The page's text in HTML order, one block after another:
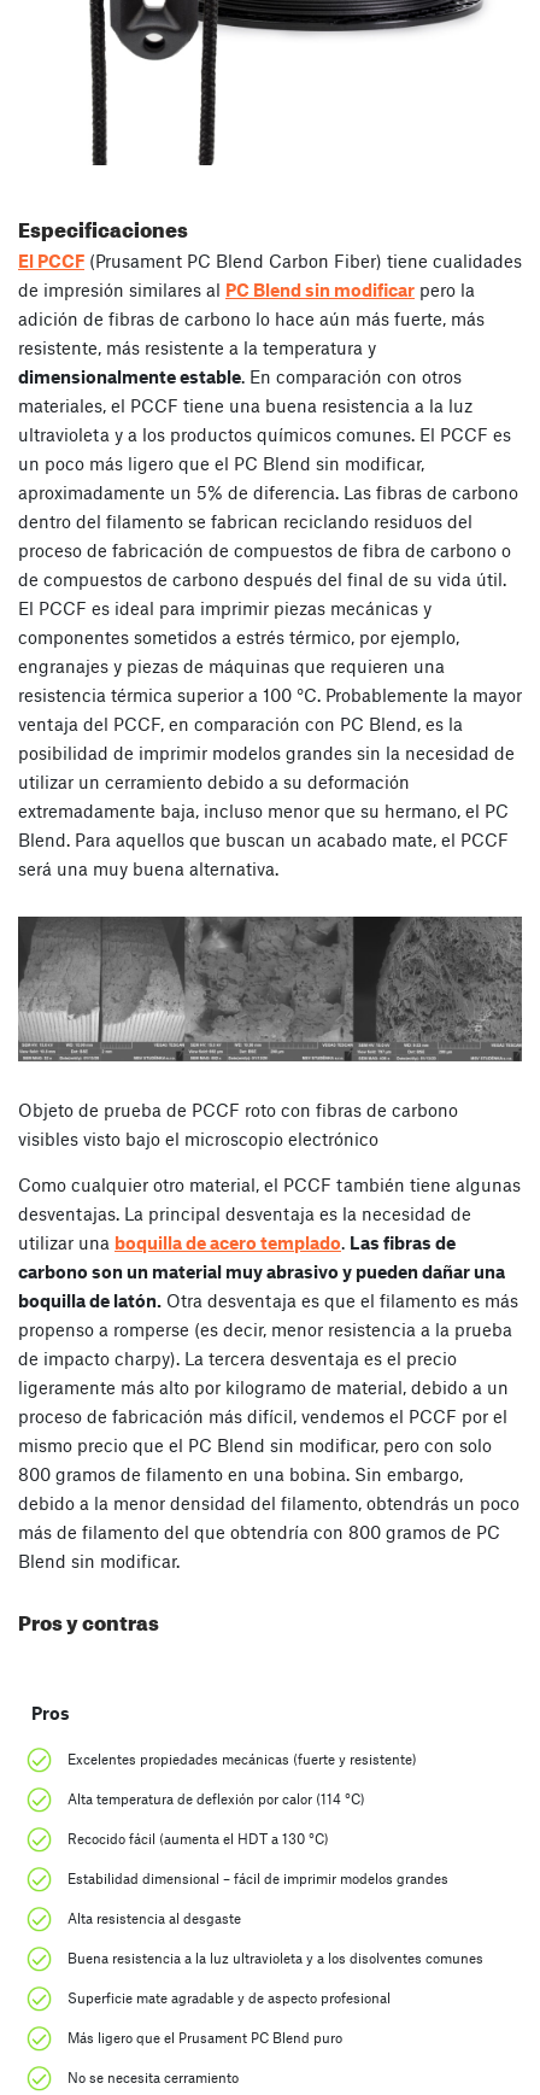
Especificaciones
El PCCF (Prusament PC Blend Carbon Fiber) tiene cualidades
de impresión similares al PC Blend sin modificar pero la
adición de fibras de carbono lo hace aún más fuerte, más
resistente, más resistente a la temperatura y
dimensionalmente estable. En comparación con otros
materiales, el PCCF tiene una buena resistencia a la luz
ultravioleta y a los productos químicos comunes. El PCCF es
un poco más ligero que el PC Blend sin modificar,
aproximadamente un 5% de diferencia. Las fibras de carbono
dentro del filamento se fabrican reciclando residuos del
proceso de fabricación de compuestos de fibra de carbono o
de compuestos de carbono después del final de su vida útil.
El PCCF es ideal para imprimir piezas mecánicas y
componentes sometidos a estrés térmico, por ejemplo,
engranajes y piezas de máquinas que requieren una
resistencia térmica superior a 100 °C. Probablemente la mayor
ventaja del PCCF, en comparación con PC Blend, es la
posibilidad de imprimir modelos grandes sin la necesidad de
utilizar un cerramiento debido a su deformación
extremadamente baja, incluso menor que su hermano, el PC
Blend. Para aquellos que buscan un acabado mate, el PCCF
será una muy buena alternativa.
Objeto de prueba de PCCF roto con fibras de carbono
visibles visto bajo el microscopio electrónico
Como cualquier otro material, el PCCF también tiene algunas
desventajas. La principal desventaja es la necesidad de
utilizar una boquilla de acero templado. Las fibras de
carbono son un material muy abrasivo y pueden dañar una
boquilla de latón. Otra desventaja es que el filamento es más
propenso a romperse (es decir, menor resistencia a la prueba
de impacto charpy). La tercera desventaja es el precio
ligeramente más alto por kilogramo de material, debido a un
proceso de fabricación más difícil, vendemos el PCCF por el
mismo precio que el PC Blend sin modificar, pero con solo
800 gramos de filamento en una bobina. Sin embargo,
debido a la menor densidad del filamento, obtendrás un poco
más de filamento del que obtendría con 800 gramos de PC
Blend sin modificar.
Pros y contras
Pros
Excelentes propiedades mecánicas (fuerte y resistente)
Alta temperatura de deflexión por calor (114 °C)
Recocido fácil (aumenta el HDT a 130 °C)
Estabilidad dimensional – fácil de imprimir modelos grandes
Alta resistencia al desgaste
Buena resistencia a la luz ultravioleta y a los disolventes comunes
Superficie mate agradable y de aspecto profesional
Más ligero que el Prusament PC Blend puro
No se necesita cerramiento